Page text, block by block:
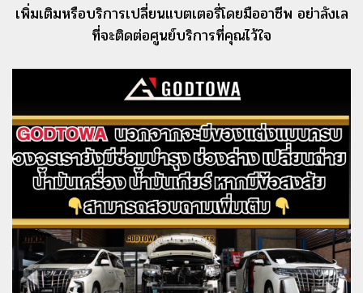
เพิ่มเติมหรือบริการเปลี่ยนแบตเตอรี่โดยมืออาชีพ อย่าลังเล
ที่จะติดต่อศูนย์บริการที่คุณไว้ใจ